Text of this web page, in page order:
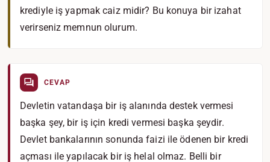
krediyle iş yapmak caiz midir? Bu konuya bir izahat
verirseniz memnun olurum.
CEVAP
Devletin vatandaşa bir iş alanında destek vermesi
başka şey, bir iş için kredi vermesi başka şeydir.
Devlet bankalarının sonunda faizi ile ödenen bir kredi
açması ile yapılacak bir iş helal olmaz. Belli bir